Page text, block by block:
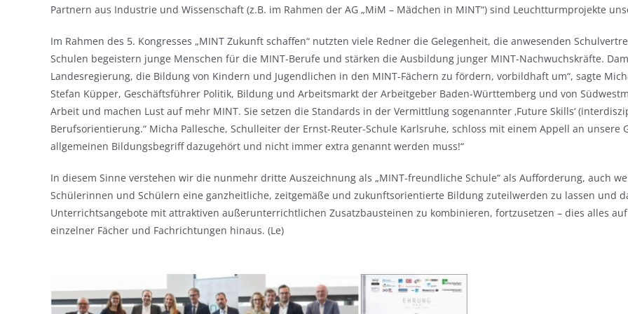
Partnern aus Industrie und Wissenschaft (z.B. im Rahmen der AG „MiM – Mädchen in MINT“) sind Leuchtturmprojekte
Im Rahmen des 5. Kongresses „MINT Zukunft schaffen“ nutzten viele Redner die Gelegenheit, die anwesenden
Schulen begeistern junge Menschen für die MINT-Berufe und stärken die Ausbildung junger MINT-Nachwuchskräfte.
Landesregierung, die Bildung von Kindern und Jugendlichen in den MINT-Fächern zu fördern, vorbildhaft um“, sagte
Stefan Küpper, Geschäftsführer Politik, Bildung und Arbeitsmarkt der Arbeitgeber Baden-Württemberg und von
Arbeit und machen Lust auf mehr MINT. Sie setzen die Standards in der Vermittlung sogenannter ‚Future Skills‘
Berufsorientierung.“ Micha Pallesche, Schulleiter der Ernst-Reuter-Schule Karlsruhe, schloss mit einem Appell an unsere
allgemeinen Bildungsbegriff dazugehört und nicht immer extra genannt werden muss!“
In diesem Sinne verstehen wir die nunmehr dritte Auszeichnung als „MINT-freundliche Schule“ als Aufforderung, auch
Schülerinnen und Schülern eine ganzheitliche, zeitgemäße und zukunftsorientierte Bildung zuteilwerden zu lassen und
Unterrichtsangebote mit attraktiven außerunterrichtlichen Zusatzbausteinen zu kombinieren, fortzusetzen – dies alles
einzelner Fächer und Fachrichtungen hinaus. (Le)